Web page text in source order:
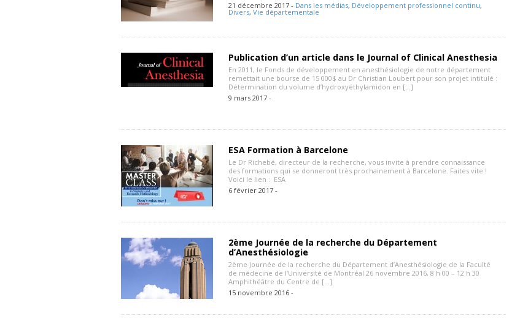
21 décembre 2017 - Dans les médias, Développement professionnel continu,
Divers, Vie départementale
Publication d’un article dans le Journal of Clinical Anesthesia
En 2011, le Fonds de développement en anesthésiologie de notre département
remettait une bourse de 15 000$ au Dr Christian Loubert pour son projet intitulé :
Détermination du volume d’hydroxyéthylamidon en […]
9 mars 2017 -
ESA Formation à Barcelone
Le Dr Richebé, directeur de la recherche, vous invite à prendre connaissance
des formations qui se donneront très prochainement à Barcelone. Faites vite !
Voici le lien : ESA
6 février 2017 -
2ème Journée de la recherche du Département
d’Anesthésiologie
2ème Journée de la recherche du Département d’Anesthésiologie de la Faculté
de médecine de l’Université de Montréal 26 novembre 2016, 8 h 00 – 12 h 30
Amphithéâtre du Centre de […]
15 novembre 2016 -